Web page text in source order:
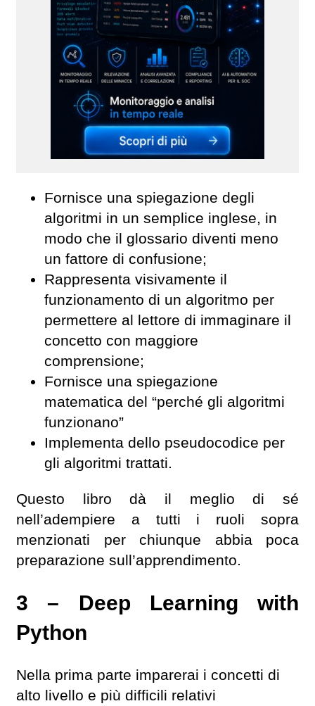
Fornisce una spiegazione degli
algoritmi in un semplice inglese, in
modo che il glossario diventi meno
un fattore di confusione;
Rappresenta visivamente il
funzionamento di un algoritmo per
permettere al lettore di immaginare il
concetto con maggiore
comprensione;
Fornisce una spiegazione
matematica del “perché gli algoritmi
funzionano”
Implementa dello pseudocodice per
gli algoritmi trattati.
Questo libro dà il meglio di sé
nell’adempiere a tutti i ruoli sopra
menzionati per chiunque abbia poca
preparazione sull’apprendimento.
3 – Deep Learning with
Python
Nella prima parte imparerai i concetti di
alto livello e più difficili relativi